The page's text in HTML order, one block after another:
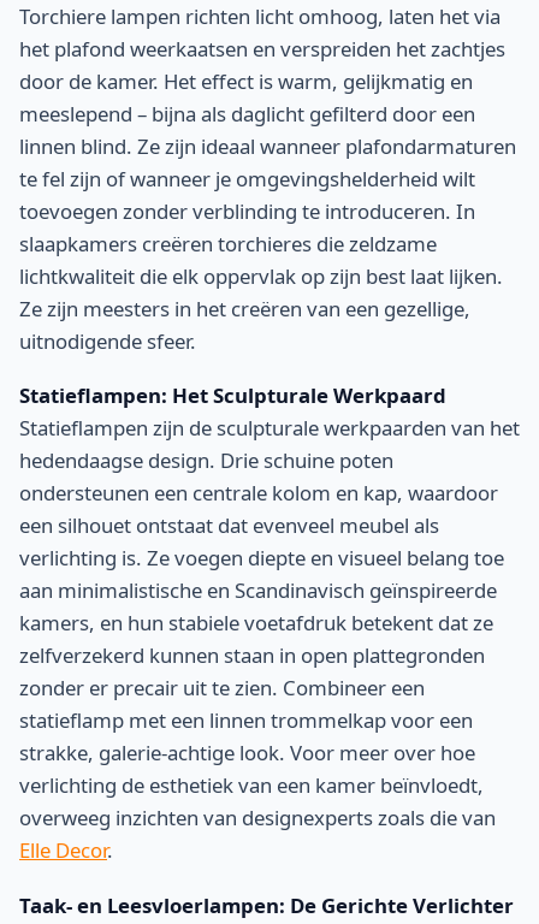
Torchiere lampen richten licht omhoog, laten het via
het plafond weerkaatsen en verspreiden het zachtjes
door de kamer. Het effect is warm, gelijkmatig en
meeslepend – bijna als daglicht gefilterd door een
linnen blind. Ze zijn ideaal wanneer plafondarmaturen
te fel zijn of wanneer je omgevingshelderheid wilt
toevoegen zonder verblinding te introduceren. In
slaapkamers creëren torchieres die zeldzame
lichtkwaliteit die elk oppervlak op zijn best laat lijken.
Ze zijn meesters in het creëren van een gezellige,
uitnodigende sfeer.
Statieflampen: Het Sculpturale Werkpaard
Statieflampen zijn de sculpturale werkpaarden van het
hedendaagse design. Drie schuine poten
ondersteunen een centrale kolom en kap, waardoor
een silhouet ontstaat dat evenveel meubel als
verlichting is. Ze voegen diepte en visueel belang toe
aan minimalistische en Scandinavisch geïnspireerde
kamers, en hun stabiele voetafdruk betekent dat ze
zelfverzekerd kunnen staan in open plattegronden
zonder er precair uit te zien. Combineer een
statieflamp met een linnen trommelkap voor een
strakke, galerie-achtige look. Voor meer over hoe
verlichting de esthetiek van een kamer beïnvloedt,
overweeg inzichten van designexperts zoals die van
Elle Decor.
Taak- en Leesvloerlampen: De Gerichte Verlichter